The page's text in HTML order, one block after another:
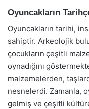
Oyuncakların
Oyuncakların tarihi,
sahiptir. Arkeolojik
çocukların çeşitli
oynadığını
malzemelerden,
nesnelerdi. Zamanla,
gelmiş ve çeşitli